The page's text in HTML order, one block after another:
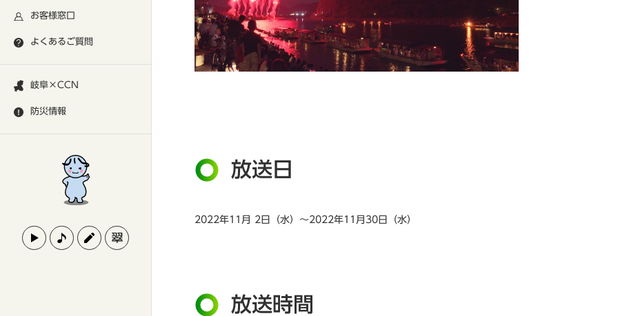
お客様窓口
よくあるご質問
岐阜×CCN
防災情報
放送日
2022年11月 2日（水）～2022年11月30日（水）
放送時間